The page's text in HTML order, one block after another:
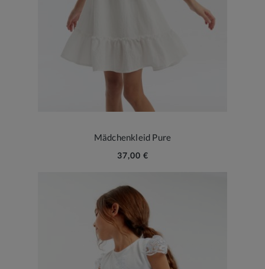
Mädchenkleid Pure
37,00 €